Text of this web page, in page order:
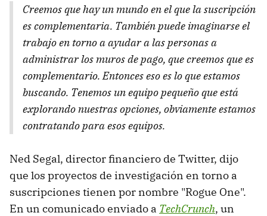
Creemos que hay un mundo en el que la suscripción
es complementaria. También puede imaginarse el
trabajo en torno a ayudar a las personas a
administrar los muros de pago, que creemos que es
complementario. Entonces eso es lo que estamos
buscando. Tenemos un equipo pequeño que está
explorando nuestras opciones, obviamente estamos
contratando para esos equipos.
Ned Segal, director financiero de Twitter, dijo
que los proyectos de investigación en torno a
suscripciones tienen por nombre "Rogue One".
En un comunicado enviado a TechCrunch, un